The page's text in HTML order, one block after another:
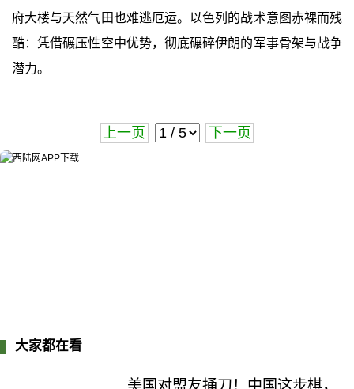
府大楼与天然气田也难逃厄运。以色列的战术意图赤裸而残
酷：凭借碾压性空中优势，彻底碾碎伊朗的军事骨架与战争
潜力。
上一页 下一页
大家都在看
美国对盟友捅刀！中国这步棋，